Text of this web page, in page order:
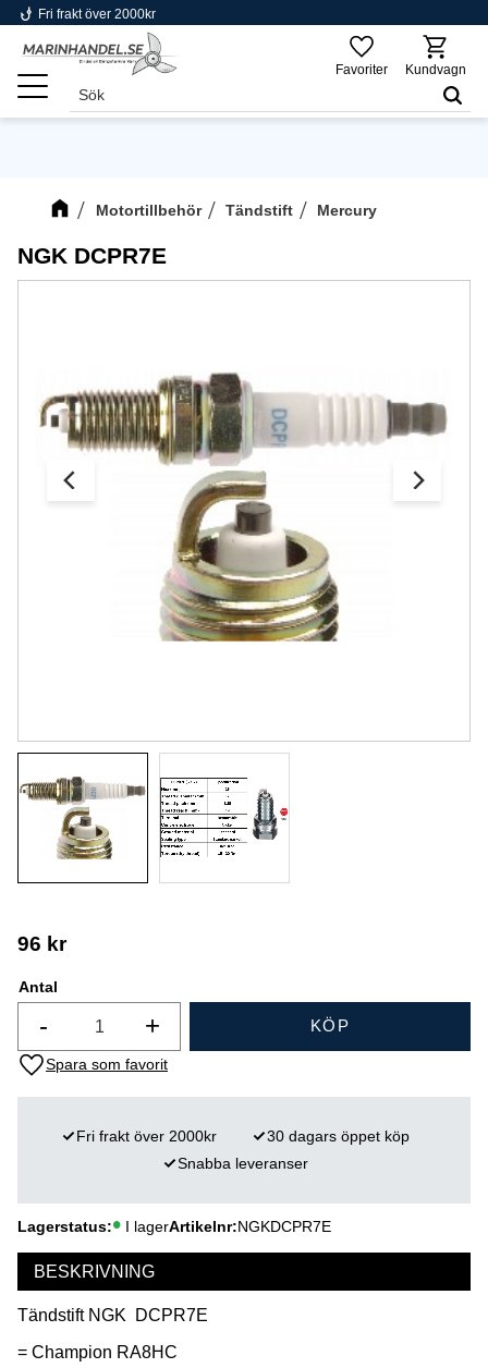
Meny
phishing Fri frakt över 2000kr
Favoriter Kundvagn
Motortillbehör Tändstift Mercury
NGK DCPR7E
96 kr
Antal
+
- KÖP
Lägg till i favoriter
Lagerstatus I lagerArtikelnr NGKDCPR7E
Fri frakt över 2000kr
30 dagars öppet köp
Snabba leveranser
BESKRIVNING
Tändstift NGK DCPR7E
= Champion RA8HC